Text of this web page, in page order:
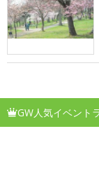
GW人気イベント